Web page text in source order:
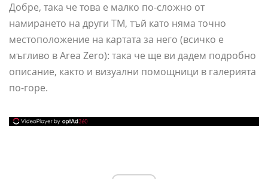
Добре, така че това е малко по-сложно от
намирането на други TM, тъй като няма точно
местоположение на картата за него (всичко е
мъгливо в Area Zero): така че ще ви дадем подробно
описание, както и визуални помощници в галерията
по-горе.